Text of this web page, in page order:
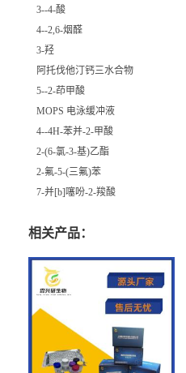
3--4-酸
4--2,6-烟醛
3-羟
阿托伐他汀钙三水合物
5--2-茚甲酸
MOPS 电泳缓冲液
4--4H-苯并-2-甲酸
2-(6-氯-3-基)乙酯
2-氟-5-(三氟)苯
7-并[b]噻吩-2-羧酸
相关产品：